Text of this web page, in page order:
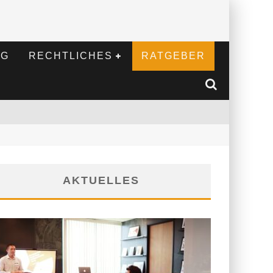
RECHTLICHES RATGEBER
AKTUELLES